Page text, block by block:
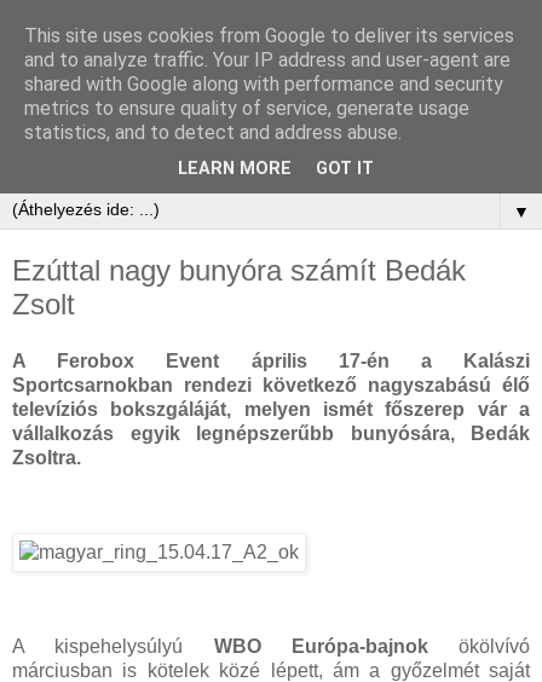
▼
Ezúttal nagy bunyóra számít Bedák
Zsolt
A Ferobox Event április 17-én a Kalászi
Sportcsarnokban rendezi következő nagyszabású élő
televíziós bokszgáláját, melyen ismét főszerep vár a
vállalkozás egyik legnépszerűbb bunyósára, Bedák
Zsoltra.
A kispehelysúlyú WBO Európa-bajnokökölvívó
márciusban is kötelek közé lépett, ám a győzelmét saját
This site uses cookies from Google to deliver its services
and to analyze traffic. Your IP address and user-agent are
shared with Google along with performance and security
metrics to ensure quality of service, generate usage
statistics, and to detect and address abuse.
LEARN MORE GOT IT